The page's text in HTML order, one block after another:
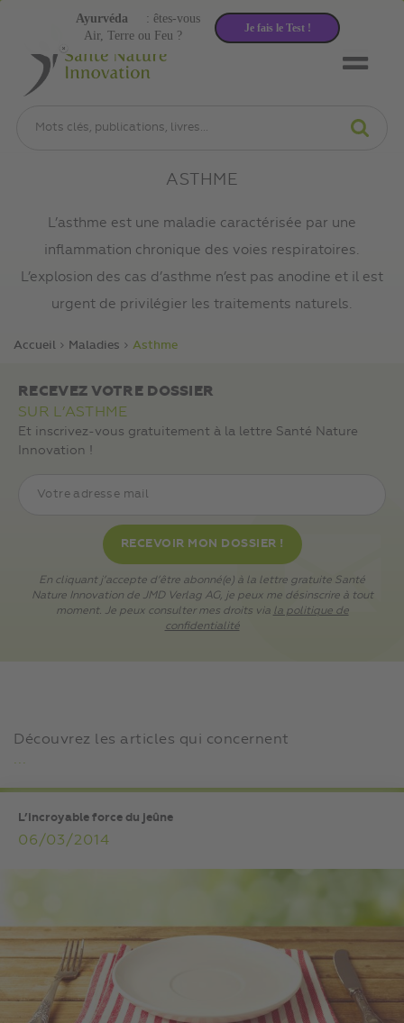
ASTHME
L’asthme est une maladie caractérisée par une
inflammation chronique des voies respiratoires.
L’explosion des cas d’asthme n’est pas anodine et il est
urgent de privilégier les traitements naturels.
Accueil Maladies Asthme
RECEVEZ VOTRE DOSSIER
SUR L’ASTHME
Et inscrivez-vous gratuitement à la lettre Santé Nature
Innovation !
En cliquant j’accepte d’être abonné(e) à la lettre gratuite Santé
Nature Innovation de JMD Verlag AG, je peux me désinscrire à tout
moment. Je peux consulter mes droits via la politique de
confidentialité
Découvrez les articles qui concernent
...
L’incroyable force du jeûne
06/03/2014
Air, Terre ou Feu ?
Ayurvéda : êtes-vous
Je fais le Test !